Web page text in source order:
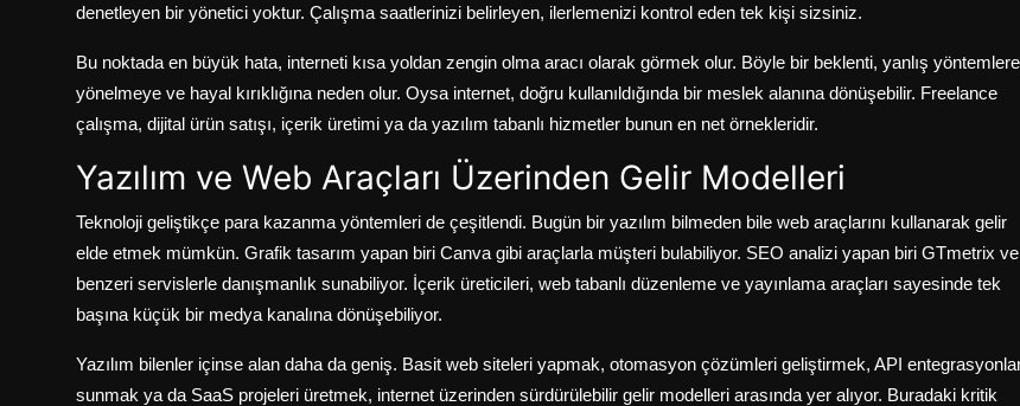
denetleyen bir yönetici yoktur. Çalışma saatlerinizi belirleyen, ilerlemenizi kontrol eden tek kişi sizsiniz.
Bu noktada en büyük hata, interneti kısa yoldan zengin olma aracı olarak görmek olur. Böyle bir beklenti, yanlış yöntemlere
yönelmeye ve hayal kırıklığına neden olur. Oysa internet, doğru kullanıldığında bir meslek alanına dönüşebilir. Freelance
çalışma, dijital ürün satışı, içerik üretimi ya da yazılım tabanlı hizmetler bunun en net örnekleridir.
Yazılım ve Web Araçları Üzerinden Gelir Modelleri
Teknoloji geliştikçe para kazanma yöntemleri de çeşitlendi. Bugün bir yazılım bilmeden bile web araçlarını kullanarak gelir
elde etmek mümkün. Grafik tasarım yapan biri Canva gibi araçlarla müşteri bulabiliyor. SEO analizi yapan biri GTmetrix ve
benzeri servislerle danışmanlık sunabiliyor. İçerik üreticileri, web tabanlı düzenleme ve yayınlama araçları sayesinde tek
başına küçük bir medya kanalına dönüşebiliyor.
Yazılım bilenler içinse alan daha da geniş. Basit web siteleri yapmak, otomasyon çözümleri geliştirmek, API
sunmak ya da SaaS projeleri üretmek, internet üzerinden sürdürülebilir gelir modelleri arasında yer alıyor. Buradaki kritik